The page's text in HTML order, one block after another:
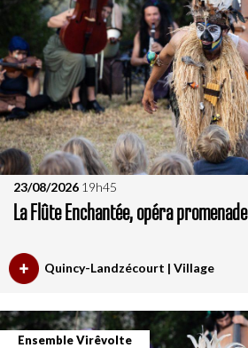
23/08/2026 19h45
La Flûte Enchantée, opéra promenade
Quincy-Landzécourt | Village
Ensemble Virêvolte